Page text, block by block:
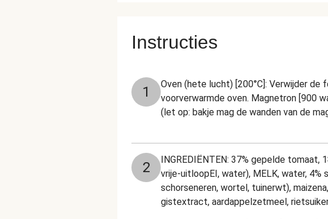
Instructies
1
Oven (hete lucht) [200°C]: Verwijder de
voorverwarmde oven. Magnetron [900
(let op: bakje mag de wanden van de
2
INGREDIËNTEN: 37% gepelde tomaat,
vrije-uitloopEI, water), MELK, water, 4%
schorseneren, wortel, tuinerwt),
gistextract, aardappelzetmeel,